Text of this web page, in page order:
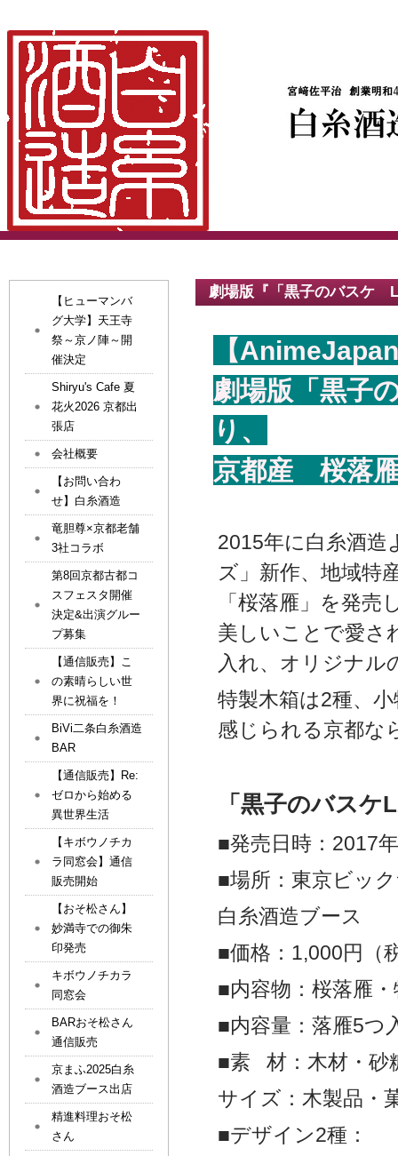
劇場版『「黒子のバスケ
【
劇場版「黒子
り、
京都産 桜落
2015年に白糸酒造
ズ」新作、地域特
「桜落雁」を発
美しいことで愛さ
入れ、オリジナル
特製木箱は2種、
感じられる京都な
「黒子のバス
■発売日時：2017
■場所：東京ビッ
白糸酒造ブース
■価格：1,000円（
■内容物：桜落雁
■内容量：落雁5つ
■素 材：木材・砂
サイズ：木製品・
■デザイン2種：
【ヒューマンバ
グ大学】天王寺
祭～京ノ陣～開
催決定
Shiryu's Cafe 夏
花火2026 京都出
張店
会社概要
【お問い合わ
せ】白糸酒造
竜胆尊×京都老舗
3社コラボ
第8回京都古都コ
スフェスタ開催
決定&出演グルー
プ募集
【通信販売】こ
の素晴らしい世
界に祝福を！
BiVi二条白糸酒造
BAR
【通信販売】Re:
ゼロから始める
異世界生活
【キボウノチカ
ラ同窓会】通信
販売開始
【おそ松さん】
妙満寺での御朱
印発売
キボウノチカラ
同窓会
BARおそ松さん
通信販売
京まふ2025白糸
酒造ブース出店
精進料理おそ松
さん